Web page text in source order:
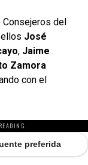
Consejeros del
José
, Jaime
Zamora
con el
preferida